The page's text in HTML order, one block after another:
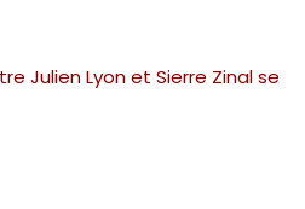
Julien Lyon et Sierre Zinal se